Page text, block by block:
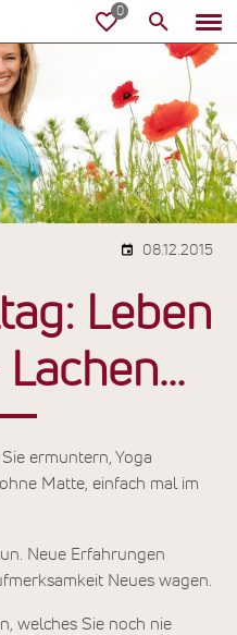
08.12.2015
Leben
ermuntern, Yoga
Matte, einfach mal im
Neue Erfahrungen
Neues wagen.
welches Sie noch nie